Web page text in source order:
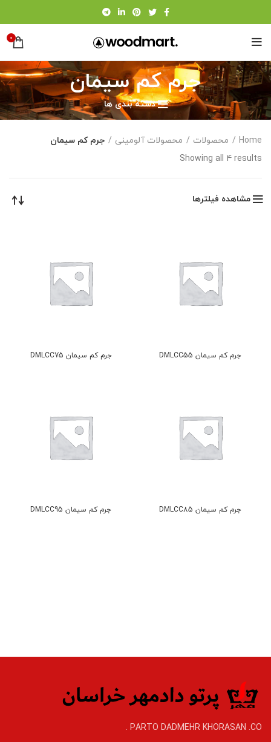
0
جرم کم سیمان
دسته بندی ها
Home محصولات محصولات آلومینی
جرم کم سیمان
Showing all 4 results
مشاهده فیلترها
جرم کم سیمان DMLCC55 جرم کم سیمان DMLCC75
جرم کم سیمان DMLCC85 جرم کم سیمان DMLCC95
PARTO DADMEHR KHORASAN .CO .